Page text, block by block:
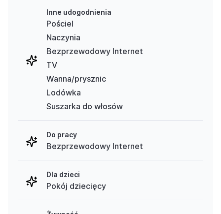
Inne udogodnienia
Pościel
Naczynia
Bezprzewodowy Internet
TV
Wanna/prysznic
Lodówka
Suszarka do włosów
Do pracy
Bezprzewodowy Internet
Dla dzieci
Pokój dziecięcy